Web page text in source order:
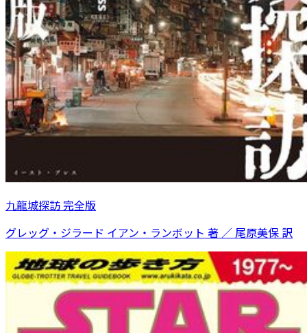
九龍城探訪 完全版
グレッグ・ジラード イアン・ランボット 著 ／ 尾原美保 訳